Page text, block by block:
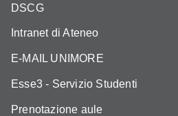
DSCG
Intranet di Ateneo
E-MAIL UNIMORE
Esse3 - Servizio Studenti
Prenotazione aule